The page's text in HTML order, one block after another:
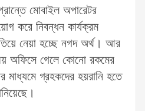
মোবাইল অপারেটর
করে নিবন্ধন কার্যক্রম
নেয়া হচ্ছে নগদ অর্থ। আর
অফিসে গেলে কোনো রকমের
মাধ্যমে গ্রহকদের হয়রানি হতে